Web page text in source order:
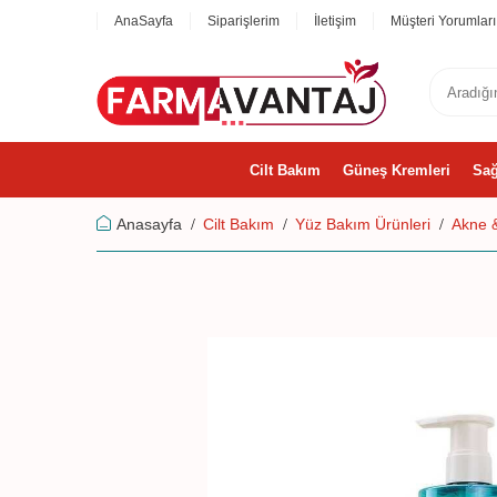
AnaSayfa Siparişlerim İletişim Müşteri Yorumları
Cilt Bakım Güneş Kremleri
Anasayfa Cilt Bakım Yüz Bakım Ürünleri Akne